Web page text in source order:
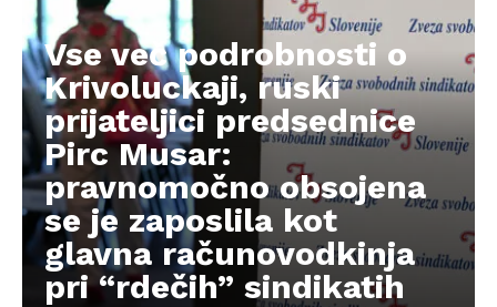
Vse več podrobnosti o
Krivoluckaji, ruski
prijateljici predsednice
Pirc Musar:
pravnomočno obsojena
se je zaposlila kot
glavna računovodkinja
pri “rdečih” sindikatih